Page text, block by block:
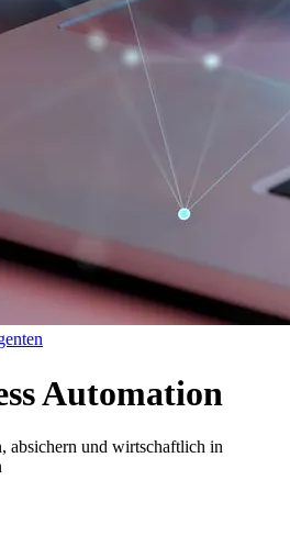
Automation
absichern und wirtschaftlich in